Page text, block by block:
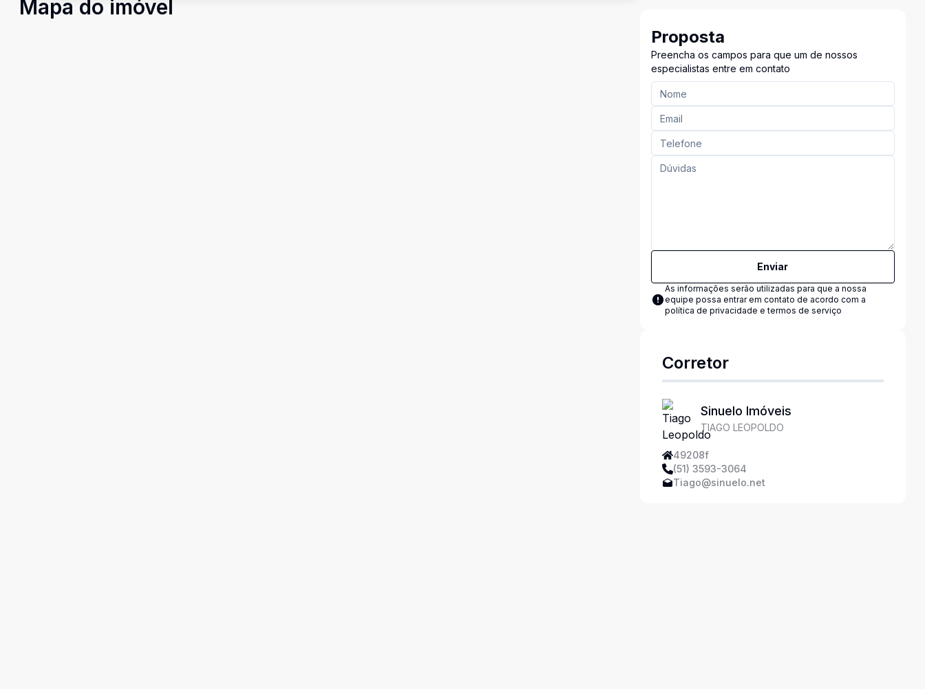
Mapa do imóvel
Proposta
Preencha os campos para que um de nossos
especialistas entre em contato
Enviar
As informações serão utilizadas para que a nossa
equipe possa entrar em contato de acordo com a
política de privacidade e termos de serviço
Corretor
Sinuelo Imóveis
TIAGO LEOPOLDO
49208f
(51) 3593-3064
Tiago@sinuelo.net